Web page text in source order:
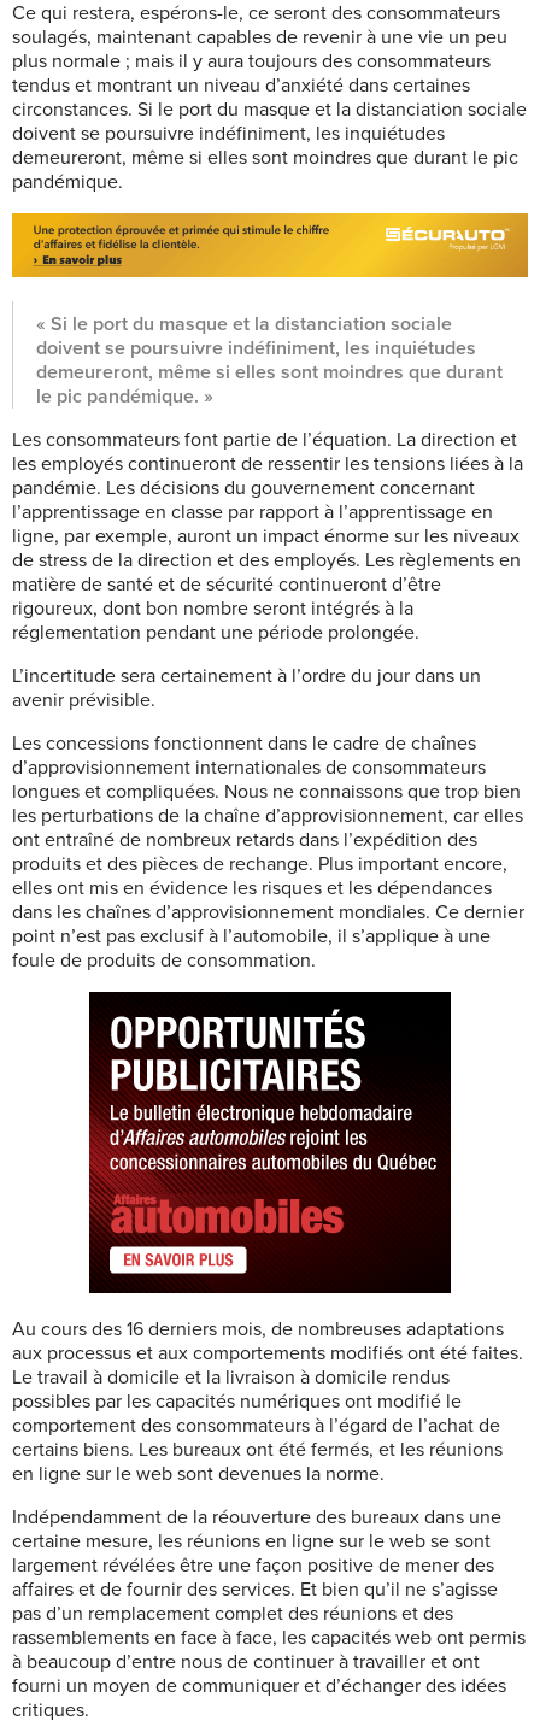
Ce qui restera, espérons-le, ce seront des consommateurs
soulagés, maintenant capables de revenir à une vie un peu
plus normale ; mais il y aura toujours des consommateurs
tendus et montrant un niveau d’anxiété dans certaines
circonstances. Si le port du masque et la distanciation sociale
doivent se poursuivre indéfiniment, les inquiétudes
demeureront, même si elles sont moindres que durant le pic
pandémique.
« Si le port du masque et la distanciation sociale
doivent se poursuivre indéfiniment, les inquiétudes
demeureront, même si elles sont moindres que durant
le pic pandémique. »
Les consommateurs font partie de l’équation. La direction et
les employés continueront de ressentir les tensions liées à la
pandémie. Les décisions du gouvernement concernant
l’apprentissage en classe par rapport à l’apprentissage en
ligne, par exemple, auront un impact énorme sur les niveaux
de stress de la direction et des employés. Les règlements en
matière de santé et de sécurité continueront d’être
rigoureux, dont bon nombre seront intégrés à la
réglementation pendant une période prolongée.
L’incertitude sera certainement à l’ordre du jour dans un
avenir prévisible.
Les concessions fonctionnent dans le cadre de chaînes
d’approvisionnement internationales de consommateurs
longues et compliquées. Nous ne connaissons que trop bien
les perturbations de la chaîne d’approvisionnement, car elles
ont entraîné de nombreux retards dans l’expédition des
produits et des pièces de rechange. Plus important encore,
elles ont mis en évidence les risques et les dépendances
dans les chaînes d’approvisionnement mondiales. Ce dernier
point n’est pas exclusif à l’automobile, il s’applique à une
foule de produits de consommation.
Au cours des 16 derniers mois, de nombreuses adaptations
aux processus et aux comportements modifiés ont été faites.
Le travail à domicile et la livraison à domicile rendus
possibles par les capacités numériques ont modifié le
comportement des consommateurs à l’égard de l’achat de
certains biens. Les bureaux ont été fermés, et les réunions
en ligne sur le web sont devenues la norme.
Indépendamment de la réouverture des bureaux dans une
certaine mesure, les réunions en ligne sur le web se sont
largement révélées être une façon positive de mener des
affaires et de fournir des services. Et bien qu’il ne s’agisse
pas d’un remplacement complet des réunions et des
rassemblements en face à face, les capacités web ont permis
à beaucoup d’entre nous de continuer à travailler et ont
fourni un moyen de communiquer et d’échanger des idées
critiques.